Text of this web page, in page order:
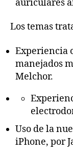
auriculares
Los temas
Experiencia
manejados
Melchor.
Uso de la
iPhone, por